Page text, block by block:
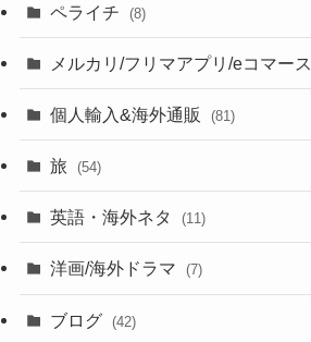
ペライチ (8)
メルカリ/フリマアプリ/eコマース
個人輸入&海外通販 (81)
旅 (54)
(43)
(6)
英語・海外ネタ (11)
洋画/海外ドラマ (7)
ブログ (42)